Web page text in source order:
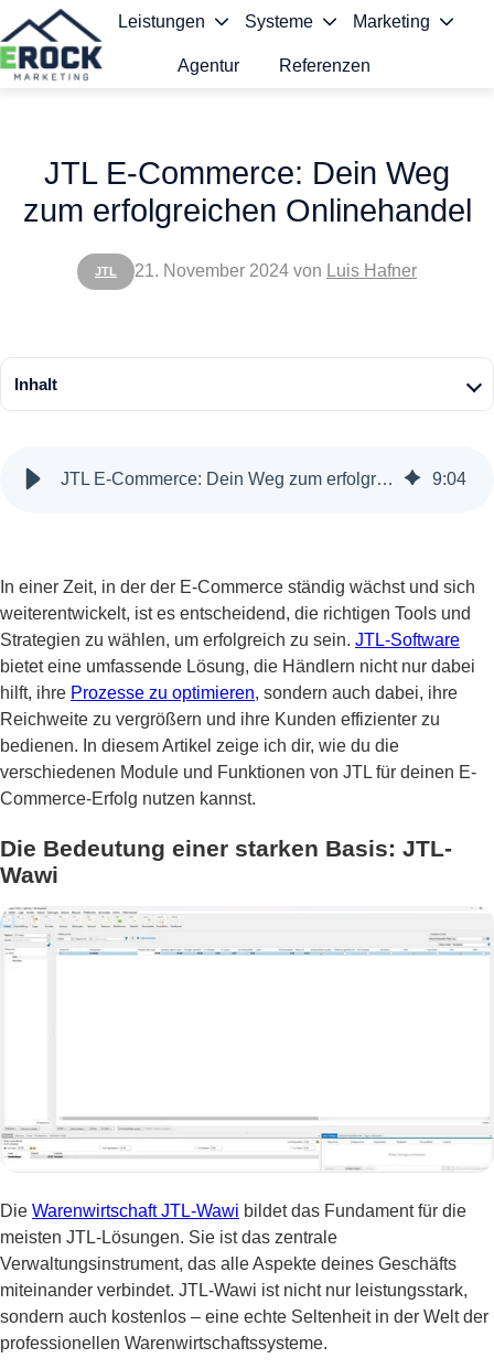
Leistungen Systeme Marketing
Agentur Referenzen
JTL
JTL E-Commerce: Dein Weg
zum erfolgreichen Onlinehandel
21. November 2024 von Luis Hafner
Inhalt
JTL E-Commerce: Dein Weg zum erfolgreichen Onlinehandel 9:04
In einer Zeit, in der der E-Commerce ständig wächst und sich
weiterentwickelt, ist es entscheidend, die richtigen Tools und
Strategien zu wählen, um erfolgreich zu sein. JTL-Software
bietet eine umfassende Lösung, die Händlern nicht nur dabei
hilft, ihre Prozesse zu optimieren, sondern auch dabei, ihre
Reichweite zu vergrößern und ihre Kunden effizienter zu
bedienen. In diesem Artikel zeige ich dir, wie du die
verschiedenen Module und Funktionen von JTL für deinen E-
Commerce-Erfolg nutzen kannst.
Die Bedeutung einer starken Basis: JTL-
Wawi
Die Warenwirtschaft JTL-Wawi bildet das Fundament für die
meisten JTL-Lösungen. Sie ist das zentrale
Verwaltungsinstrument, das alle Aspekte deines Geschäfts
miteinander verbindet. JTL-Wawi ist nicht nur leistungsstark,
sondern auch kostenlos – eine echte Seltenheit in der Welt der
professionellen Warenwirtschaftssysteme.